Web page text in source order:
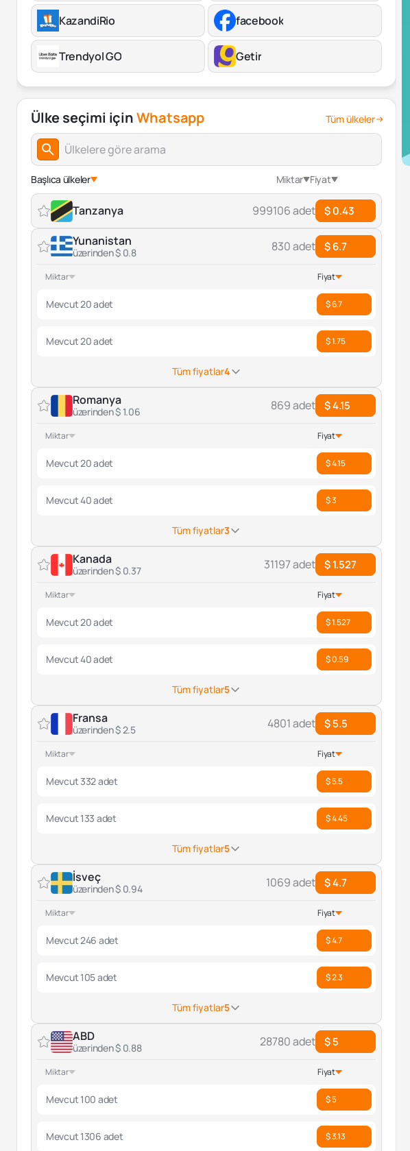
KazandiRio facebook
Trendyol GO Getir
Ülke seçimi içinWhatsapp Tüm ülkeler
Başlıca ülkeler Miktar Fiyat
Tanzanya 999106 adet $ 0.43
Yunanistan
üzerinden $ 0.8 830 adet $ 6.7
Miktar Fiyat
Mevcut 20 adet $ 6.7
Mevcut 20 adet $ 1.75
Tüm fiyatlar4
Romanya
üzerinden $ 1.06 869 adet $ 4.15
Miktar Fiyat
Mevcut 20 adet $ 4.15
Mevcut 40 adet $ 3
Tüm fiyatlar3
Kanada
üzerinden $ 0.37 31197 adet $ 1.527
Miktar Fiyat
Mevcut 20 adet $ 1.527
Mevcut 40 adet $ 0.59
Tüm fiyatlar5
Fransa
üzerinden $ 2.5 4801 adet $ 5.5
Miktar Fiyat
Mevcut 332 adet $ 5.5
Mevcut 133 adet $ 4.45
Tüm fiyatlar5
İsveç
üzerinden $ 0.94 1069 adet $ 4.7
Miktar Fiyat
Mevcut 246 adet $ 4.7
Mevcut 105 adet $ 2.3
Tüm fiyatlar5
ABD
üzerinden $ 0.88 28780 adet $ 5
Miktar Fiyat
Mevcut 100 adet $ 5
Mevcut 1306 adet $ 3.13